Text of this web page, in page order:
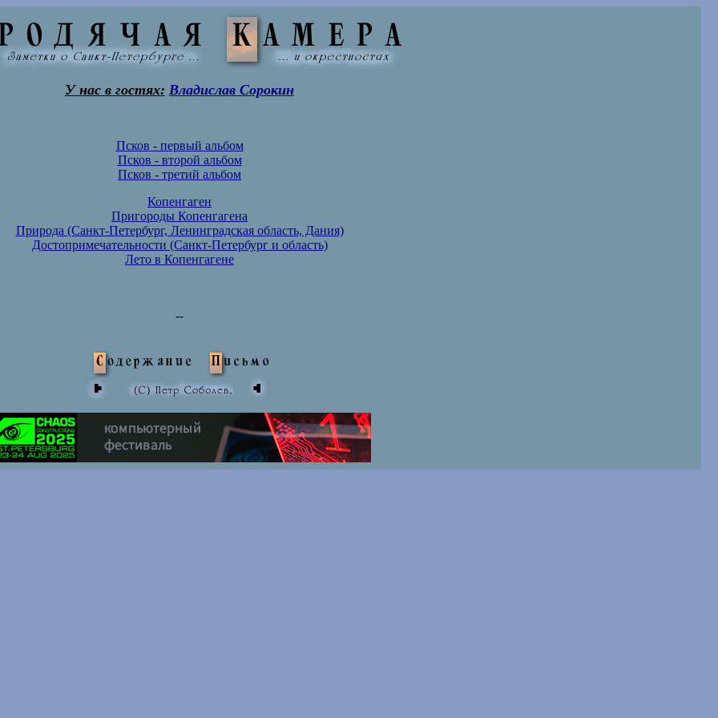
У нас в гостях: Владислав Сорокин
Псков - первый альбом
Псков - второй альбом
Псков - третий альбом
Копенгаген
Пригороды Копенгагена
Природа (Санкт-Петербург, Ленинградская область, Дания)
Достопримечательности (Санкт-Петербург и область)
Лето в Копенгагене
--